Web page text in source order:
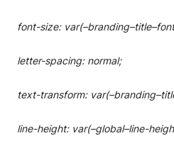
font-size:
letter-spacing: normal;
text-transform:
line-height: var(–global–line-